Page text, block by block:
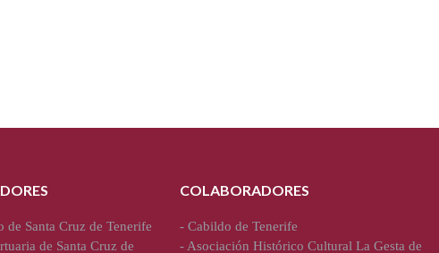
de Santa Cruz de Tenerife
de Santa Cruz de
COLABORADORES
- Cabildo de Tenerife
-Asociación Histórico Cultural La Gesta de